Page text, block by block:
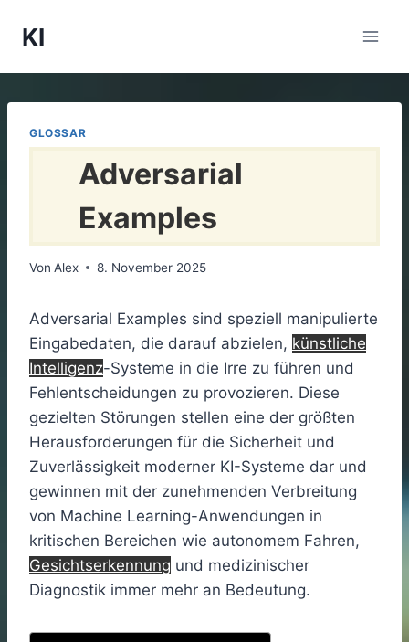
Inhalt
KI
GLOSSAR
Adversarial
Examples
Von Alex 8. November 2025
Adversarial Examples sind speziell manipulierte
Eingabedaten, die darauf abzielen, künstliche
Intelligenz-Systeme in die Irre zu führen und
Fehlentscheidungen zu provozieren. Diese
gezielten Störungen stellen eine der größten
Herausforderungen für die Sicherheit und
Zuverlässigkeit moderner KI-Systeme dar und
gewinnen mit der zunehmenden Verbreitung
von Machine Learning-Anwendungen in
kritischen Bereichen wie autonomem Fahren,
Gesichtserkennung und medizinischer
Diagnostik immer mehr an Bedeutung.